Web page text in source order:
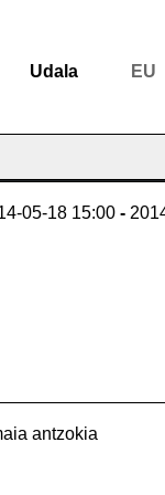
Udala EU
05-18 15:00 -
antzokia